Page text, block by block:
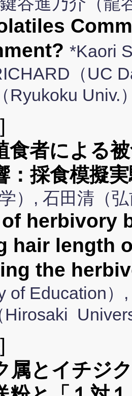
*Kaori
（UC
Ryukoku Univ.
]
食者による
：採食模擬
）, 石田清（
herbivory
hair length
the
of Education）
Hirosaki
]
属とイチジ